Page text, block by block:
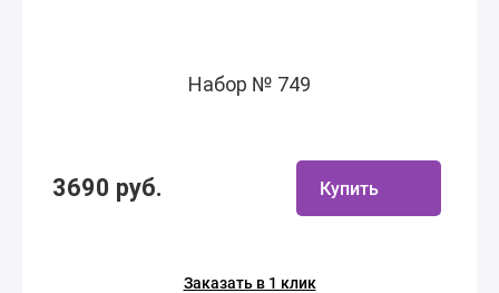
Набор № 749
3690 руб. Купить
Заказать в 1 клик